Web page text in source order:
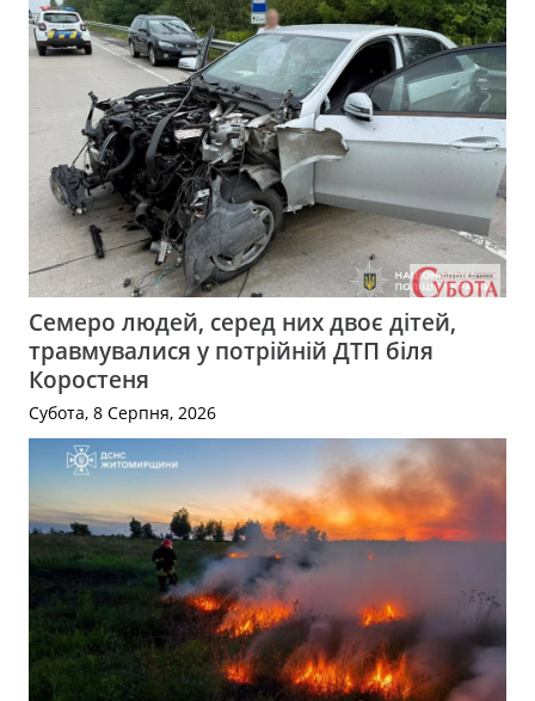
Семеро людей, серед них двоє дітей,
травмувалися у потрійній ДТП біля
Коростеня
Субота, 8 Серпня, 2026